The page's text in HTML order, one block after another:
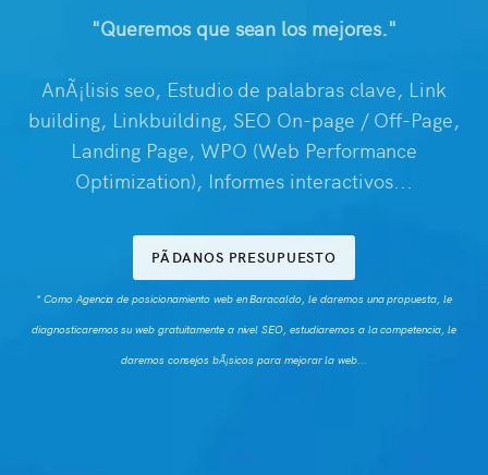
"Queremos que sean los mejores."
AnÃ¡lisis seo, Estudio de palabras clave, Link
building, Linkbuilding, SEO On-page / Off-Page,
Landing Page, WPO (Web Performance
Optimization), Informes interactivos...
PÃDANOS PRESUPUESTO
* Como Agencia de posicionamiento web en Baracaldo, le daremos una propuesta, le
diagnosticaremos su web gratuitamente a nivel SEO, estudiaremos a la competencia, le
daremos consejos bÃ¡sicos para mejorar la web...